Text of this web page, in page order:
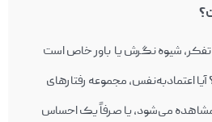
تفکر، شیوه نگرش یا باور خاص است
اعتمادبه‌نفس، مجموعه رفتارهای
می‌شود، یا صرفاً یک احساس